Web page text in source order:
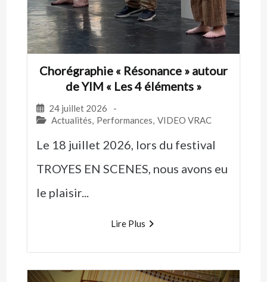
Chorégraphie « Résonance » autour
de YIM « Les 4 éléments »
24 juillet 2026
-
Actualités, Performances, VIDEO VRAC
Le 18 juillet 2026, lors du festival
TROYES EN SCENES, nous avons eu
le plaisir...
Lire Plus